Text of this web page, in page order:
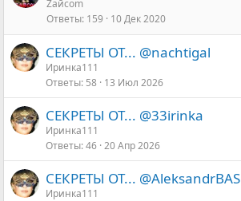
Zaйcom
Ответы 159 10 Дек 2020
СЕКРЕТЫ ОТ... @nachtigal
Иринка111
Ответы 58 13 Июл 2026
СЕКРЕТЫ ОТ... @33irinka
Иринка111
Ответы 46 20 Апр 2026
СЕКРЕТЫ ОТ... @AleksandrBАS
Иринка111